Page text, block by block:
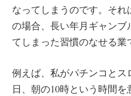
なってしまうのです。それ
の場合、長い年月ギャン
てしまった習慣のなせる業
例えば、私がパチンコと
日、朝の10時という時間を